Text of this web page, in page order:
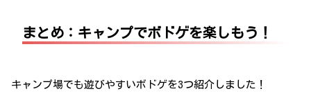
まとめ：キャンプでボドゲを楽しもう！
キャンプ場でも遊びやすいボドゲを3つ紹介しました！